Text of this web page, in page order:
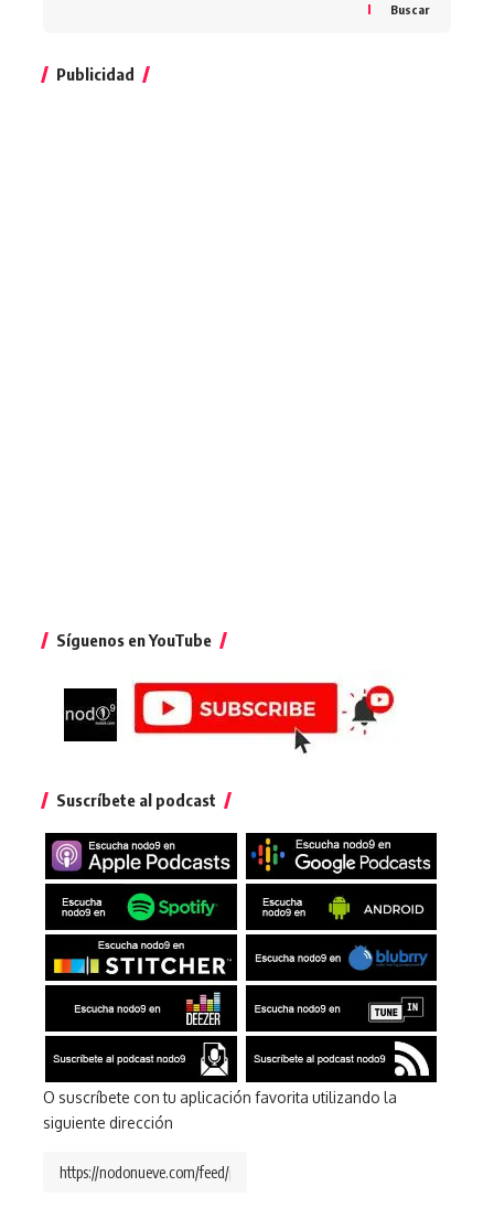
Buscar
Publicidad
Síguenos en YouTube
Suscríbete al podcast
O suscríbete con tu aplicación favorita utilizando la
siguiente dirección